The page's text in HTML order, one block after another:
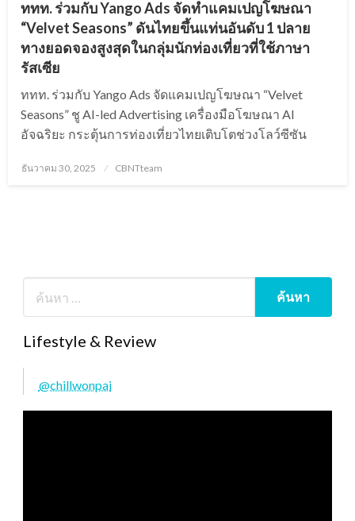
ททท. ร่วมกับ Yango Ads จัดทำแคมเปญโฆษณา
“Velvet Seasons” ดันไทยขึ้นแท่นอันดับ 1 ปลาย
ทางยอดจองสูงสุดในกลุ่มนักท่องเที่ยวที่ใช้ภาษา
รัสเซีย
ททท. ร่วมกับ Yango Ads จัดแคมเปญโฆษณา “Velvet
Seasons” ชู AI-led Advertising เครื่องมือโฆษณา AI
อัจฉริยะ กระตุ้นการท่องเที่ยวไทยเติบโตช่วงโลว์ซีซัน
Posted
ธันวาคม 30, 2025 CBNTteam
Lifestyle & Review
@chillwonpai